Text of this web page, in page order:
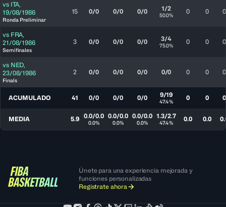
vs ITA,
19/08/1986
Ronda Preliminar
15 0/0 0/0 0/0 1/2
50.0% 0 0 0
vs FRA,
21/08/1986
Semifinales
3 0/0 0/0 0/0 3/4
75.0% 0 0 0
vs NED,
23/08/1986
Finals
2 0/0 0/0 0/0 0/0 0 0 0
ACUMULADO 41 0/0 0/0 0/0 9/19
47.4% 0 0 0
MEDIA 5.9 0.0/0.0
0.0%
0.0/0.0
0.0%
0.0/0.0
0.0%
1.3/2.7
47.4% 0.0 0.0
Únete para una experiencia mejorada y
funciones personalizadas
Regístrate ahora